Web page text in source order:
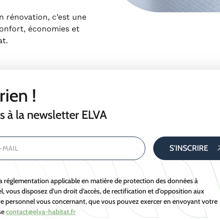
rénovation, c’est une
économies et
THERMIQUE PAR L’EXTÉRIEUR ?
POUR DÉCOUVRIR TOUTES NOS SOLUTIONS SUR-
question à nous poser ?
!
à la newsletter ELVA
MAIL
réglementation applicable en matière de protection des données à
vous disposez d’un droit d’accès, de rectification et d’opposition aux
personnel vous concernant, que vous pouvez exercer en envoyant votre
contact@elva-habitat.fr
S'INSCRIRE